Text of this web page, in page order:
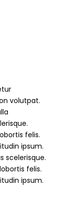
volutpat.
felis.
ipsum.
scelerisque.
felis.
ipsum.